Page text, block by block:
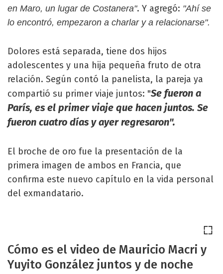
en Maro, un lugar de Costanera". Y agregó: "Ahí se
lo encontró, empezaron a charlar y a relacionarse".
Dolores está separada, tiene dos hijos
adolescentes y una hija pequeña fruto de otra
relación. Según contó la panelista, la pareja ya
compartió su primer viaje juntos: "Se fueron a
París, es el primer viaje que hacen juntos. Se
fueron cuatro días y ayer regresaron".
El broche de oro fue la presentación de la
primera imagen de ambos en Francia, que
confirma este nuevo capítulo en la vida personal
del exmandatario.
Cómo es el video de Mauricio Macri y
Yuyito González juntos y de noche